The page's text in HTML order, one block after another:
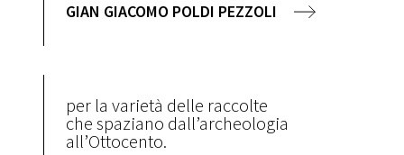
GIAN GIACOMO POLDI PEZZOLI
per la varietà delle raccolte
che spaziano dall’archeologia
all’Ottocento.